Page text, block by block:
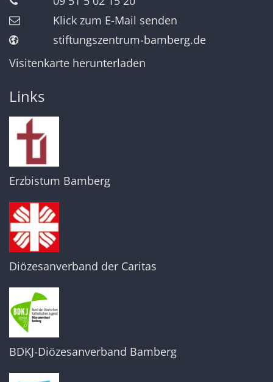
Klick zum E-Mail senden
stiftungszentrum-bamberg.de
Visitenkarte herunterladen
Links
Erzbistum Bamberg
Diözesanverband der Caritas
BDKJ-Diözesanverband Bamberg